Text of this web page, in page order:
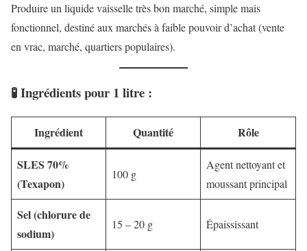
Produire un liquide vaisselle très bon marché, simple mais
fonctionnel, destiné aux marchés à faible pouvoir d’achat (vente
en vrac, marché, quartiers populaires).
🧪Ingrédients pour 1 litre :
Ingrédient Quantité Rôle
SLES 70%
(Texapon)
100 g
Agent nettoyant et
moussant principal
Sel (chlorure de
sodium)
15 – 20 g Épaississant